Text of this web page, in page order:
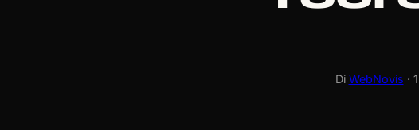
Di WebNovis ·